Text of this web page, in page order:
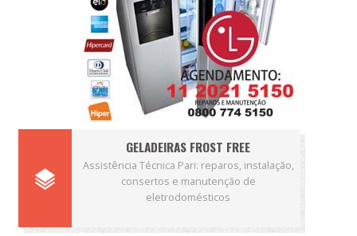
GELADEIRAS FROST FREE
Assistência Técnica Pari: reparos, instalação,
consertos e manutenção de
eletrodomésticos